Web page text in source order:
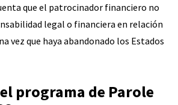
que el patrocinador financiero no
legal o financiera en relación
vez que haya abandonado los Estados
programa de Parole